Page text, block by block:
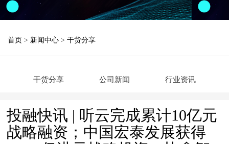
首页 > 新闻中心 > 干货分享
干货分享 公司新闻 行业资讯
投融快讯 | 听云完成累计10亿元
战略融资；中国宏泰发展获得